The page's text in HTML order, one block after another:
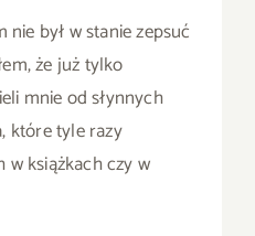
był w stanie zepsuć
że już tylko
mnie od słynnych
które tyle razy
w książkach czy w